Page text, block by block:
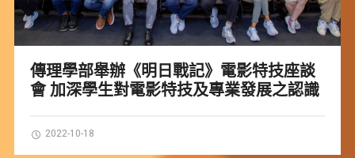
傳理學部舉辦《明日戰記》電影特技座談
會 加深學生對電影特技及專業發展之認識
2022-10-18